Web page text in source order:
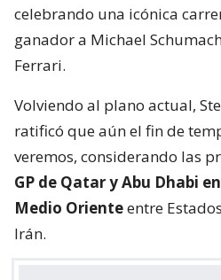
celebrando una icónica
ganador a Michael
Ferrari.
Volviendo al plano actual,
ratificó que aún el fin de
veremos, considerando las
GP de Qatar y Abu Dhabi
Medio Orienteentre
Irán.